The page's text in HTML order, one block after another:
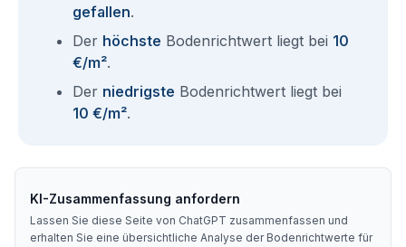
gefallen.
Der höchste Bodenrichtwert liegt bei 10
€/m².
Der niedrigste Bodenrichtwert liegt bei
10 €/m².
KI-Zusammenfassung anfordern
Lassen Sie diese Seite von ChatGPT zusammenfassen und
erhalten Sie eine übersichtliche Analyse der Bodenrichtwerte für